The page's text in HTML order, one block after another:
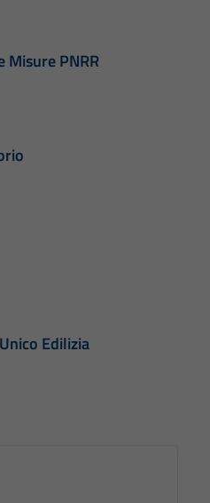
Misure PNRR
Edilizia